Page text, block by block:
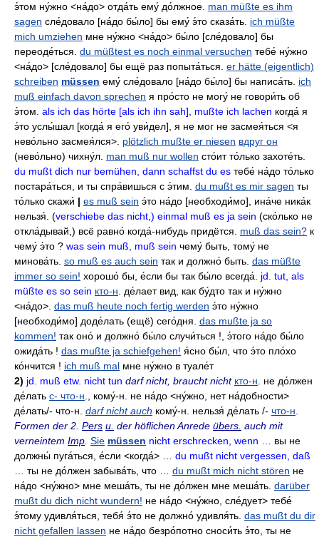
э́том ну́жно <на́до> отда́ть ему́ до́лжное man müßte es ihm
sagen сле́довало [на́до бы́ло] бы ему́ э́то сказа́ть ich müßte
mich umziehen мне ну́жно <на́до> бы́ло [сле́довало] бы
переоде́ться du müßtest es noch einmal versuchen тебе́ ну́жно
<на́до> [сле́довало] бы ещё раз попыта́ться er hätte (eigentlich)
schreiben müssen ему́ сле́довало [на́до бы́ло] бы написа́ть ich
muß einfach davon sprechen я про́сто не могу́ не говори́ть об
э́том als ich das hörte [als ich ihn sah], mußte ich lachen когда́ я
э́то услы́шал [когда́ я его́ уви́дел], я не мог не засмея́ться <я
нево́льно засмея́лся>. plötzlich mußte er niesen вдруг он
(нево́льно) чихну́л man muß nur wollen сто́ит то́лько захоте́ть
du mußt dich nur bemühen, dann schaffst du es тебе́ на́до то́лько
постара́ться
и ты спра́вишься с э́тим du mußt es mir sagen ты
то́лько скажи́ | es muß sein э́то на́до [необходи́мо], ина́че ника́к
нельзя́ . (verschiebe das nicht,) einmal muß es ja sein (ско́лько не
откла́дывай,) всё равно́ когда́-нибудь придётся muß das sein? к
чему́ э́то ? was sein muß, muß sein чему́ быть тому́ не
минова́ть so muß es auch sein так и должно́ быть das müßte
immer so sein! хорошо́ бы е́сли бы так бы́ло всегда́
jd. tut, als
müßte es so sein кто-н де́лает вид
как бу́дто так и ну́жно
<на́до>. das muß heute noch fertig werden э́то ну́жно
[необходи́мо] доде́лать (ещё) сего́дня das mußte ja so
kommen! так оно́ и должно́ бы́ло случи́ться !, э́того на́до бы́ло
ожида́ть ! das mußte ja schiefgehen! я́сно бы́л что э́то пло́хо
ко́нчится ! ich muß mal мне ну́жно в туале́т
2) jd. muß etw. nicht tun darf nicht, braucht nicht кто-н
не до́лжен
де́лать с- что-н кому́-н не на́до <ну́жно, нет на́добности>
де́лать/- что-н. darf nicht auch кому́-н нельзя́ де́лать /- что-н
Formen der 2. Pers u. der höflichen Anrede übers. auch mit
verneintem Imp Sie müssen nicht erschrecken, wenn … вы не
должны́ пуга́ться е́сли <когда́> … du mußt nicht vergessen, daß
ты не до́лжен забыва́ть что … du mußt mich nicht stören не
на́до <ну́жно> мне меша́ть ты не до́лжен мне меша́ть darüber
mußt du dich nicht wundern! не на́до <ну́жно, сле́дует> тебе́
э́тому удивля́ться, тебя́ э́то не должно́ удивля́ть. das mußt du dir
nicht gefallen lassen не на́до безро́потно сноси́ть э́то ты не